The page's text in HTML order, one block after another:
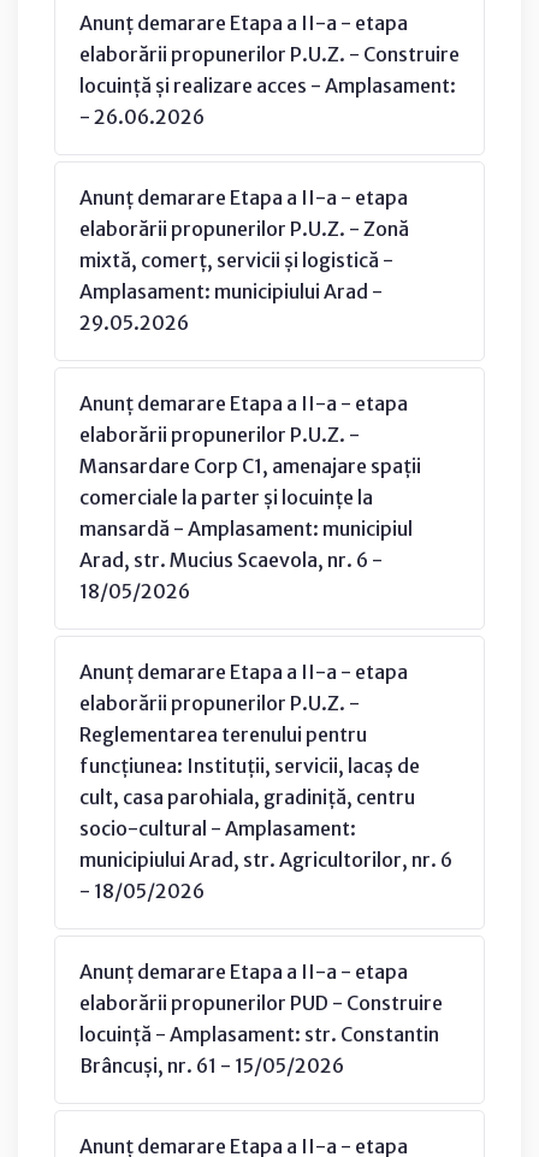
Anunț demarare Etapa a II-a - etapa
elaborării propunerilor P.U.Z. - Construire
locuință și realizare acces - Amplasament:
- 26.06.2026
Anunț demarare Etapa a II-a - etapa
elaborării propunerilor P.U.Z. - Zonă
mixtă, comerț, servicii și logistică -
Amplasament: municipiului Arad -
29.05.2026
Anunț demarare Etapa a II-a - etapa
elaborării propunerilor P.U.Z. -
Mansardare Corp C1, amenajare spații
comerciale la parter și locuințe la
mansardă - Amplasament: municipiul
Arad, str. Mucius Scaevola, nr. 6 -
18/05/2026
Anunț demarare Etapa a II-a - etapa
elaborării propunerilor P.U.Z. -
Reglementarea terenului pentru
funcțiunea: Instituții, servicii, lacaș de
cult, casa parohiala, gradiniță, centru
socio-cultural - Amplasament:
municipiului Arad, str. Agricultorilor, nr. 6
- 18/05/2026
Anunț demarare Etapa a II-a - etapa
elaborării propunerilor PUD - Construire
locuință - Amplasament: str. Constantin
Brâncuși, nr. 61 - 15/05/2026
Anunț demarare Etapa a II-a - etapa